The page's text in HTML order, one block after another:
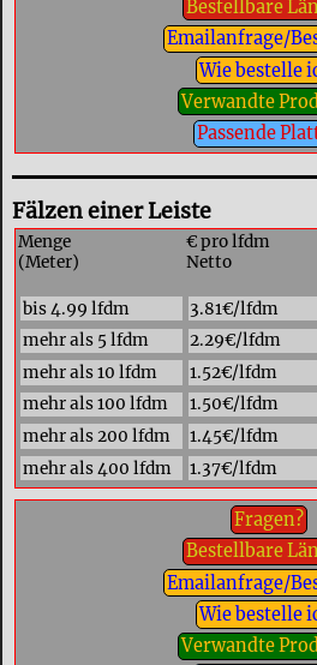
Bestellbare
Emailanfrage/
Wie bestelle
Verwandte
Passende
Fälzen einer Leiste
Menge
(Meter)
€ pro lfdm
Netto
bis 4.99 lfdm
3.81€/lfdm
mehr als 5 lfdm
2.29€/lfdm
mehr als 10 lfdm
1.52€/lfdm
mehr als 100 lfdm
1.50€/lfdm
mehr als 200 lfdm
1.45€/lfdm
mehr als 400 lfdm
1.37€/lfdm
Fragen?
Bestellbare
Emailanfrage/
Wie bestelle
Verwandte